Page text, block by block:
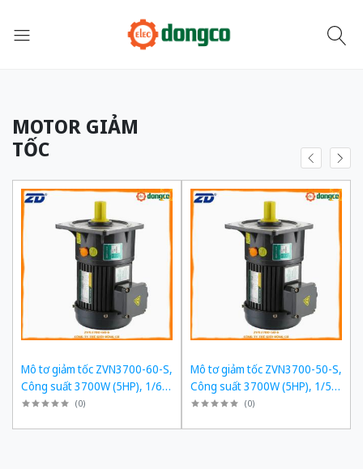
MOTOR GIẢM
TỐC
Mô tơ giảm tốc ZVN3700-60-S,
Công suất 3700W (5HP), 1/60,
Chân đế
(0)
Mô tơ giảm tốc ZVN3700-50-S,
Công suất 3700W (5HP), 1/50,
Chân đế
(0)